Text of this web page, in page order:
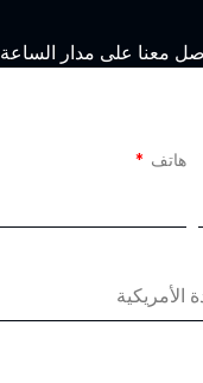
معنا على مدار
هاتف